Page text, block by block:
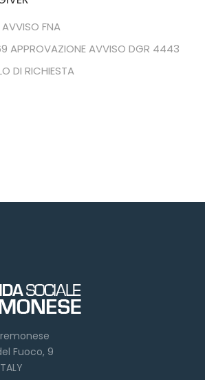
FNA
APPROVAZIONE AVVISO DGR 4443
DI RICHIESTA
Fuoco, 9